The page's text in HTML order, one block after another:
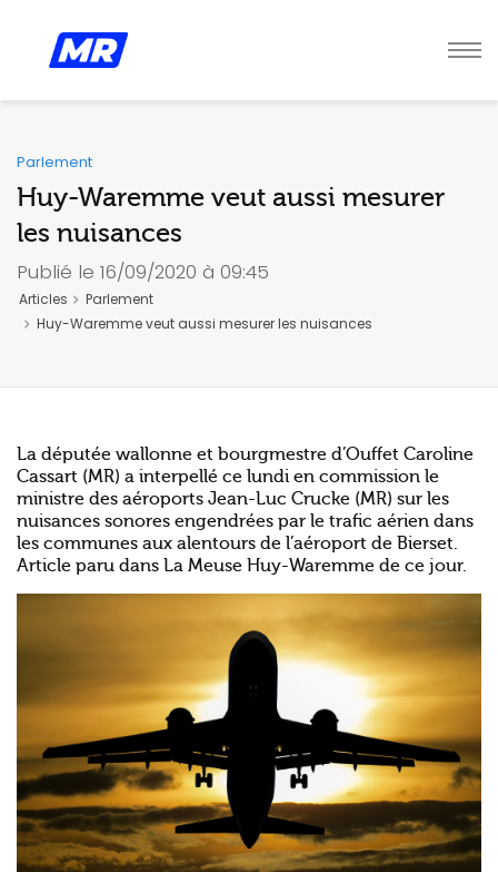
Parlement
Huy-Waremme veut aussi mesurer
les nuisances
Publié le 16/09/2020 à 09:45
Articles
Parlement
Huy-Waremme veut aussi mesurer les nuisances
La députée wallonne et bourgmestre d’Ouffet Caroline
Cassart (MR) a interpellé ce lundi en commission le
ministre des aéroports Jean-Luc Crucke (MR) sur les
nuisances sonores engendrées par le trafic aérien dans
les communes aux alentours de l’aéroport de Bierset.
Article paru dans La Meuse Huy-Waremme de ce jour.